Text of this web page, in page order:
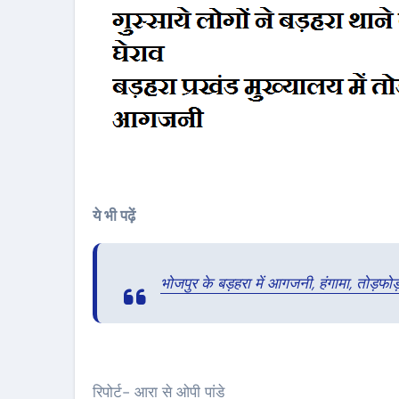
ये भी पढ़ें
भोजपुर के बड़हरा में आगजनी, हंगामा,
रिपोर्ट- आरा से ओपी पांडे